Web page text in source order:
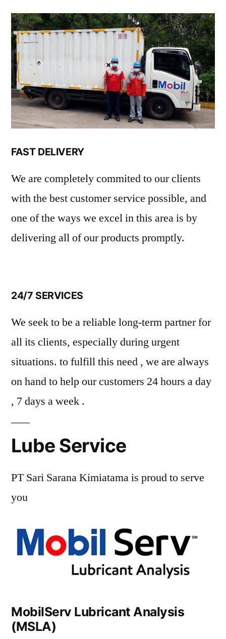
FAST DELIVERY
We are completely commited to our clients
with the best customer service possible, and
one of the ways we excel in this area is by
delivering all of our products promptly.
24/7 SERVICES
We seek to be a reliable long-term partner for
all its clients, especially during urgent
situations. to fulfill this need , we are always
on hand to help our customers 24 hours a day
, 7 days a week .
Lube Service
PT Sari Sarana Kimiatama is proud to serve
you
MobilServ Lubricant Analysis
(MSLA)